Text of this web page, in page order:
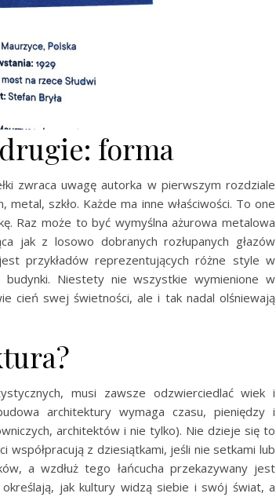
forma
zwraca uwagę autorka w pierwszym rozdziale
szkło. Każde ma inne właściwości. To one
Raz może to być wymyślna ażurowa metalowa
jak z losowo dobranych rozłupanych głazów
przykładów reprezentujących różne style w
Niestety nie wszystkie wymienione w
cień swej świetności, ale i tak nadal olśniewają
musi zawsze odzwierciedlać wiek i
architektury wymaga czasu, pieniędzy i
architektów i nie tylko). Nie dzieje się to
z dziesiątkami, jeśli nie setkami lub
a wzdłuż tego łańcucha przekazywany jest
jak kultury widzą siebie i swój świat, a